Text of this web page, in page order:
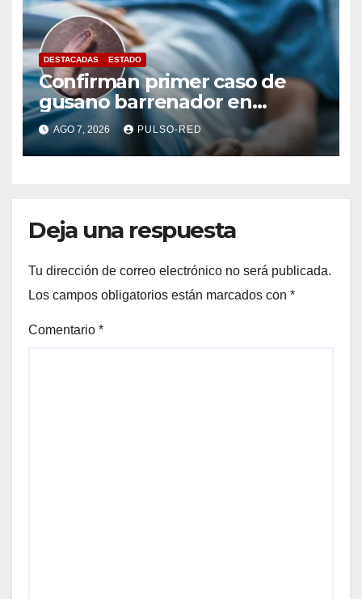
DESTACADAS ESTADO
Confirman primer caso de
gusano barrenador en
humano en Tlaxcala
AGO 7, 2026 PULSO-RED
Deja una respuesta
Tu dirección de correo electrónico no será publicada.
Los campos obligatorios están marcados con *
Comentario *